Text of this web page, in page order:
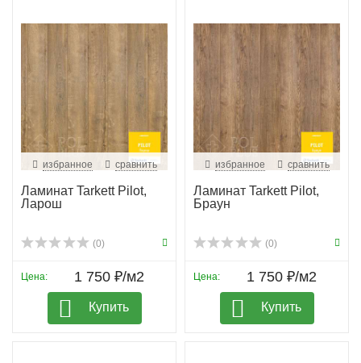
избранное сравнить
Ламинат Tarkett Pilot,
Ларош
(0)
Цена: 1 750 ₽/м2
Купить
избранное сравнить
Ламинат Tarkett Pilot,
Браун
(0)
Цена: 1 750 ₽/м2
Купить